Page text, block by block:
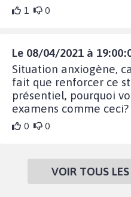
1 0
Le 08/04/2021 à
Situation anxiogène,
fait que renforcer ce
présentiel, pourquoi
examens comme ceci?
0 0
VOIR TOUS